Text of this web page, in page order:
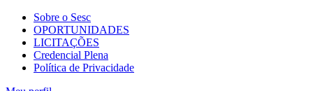
Sobre o Sesc
OPORTUNIDADES
LICITAÇÕES
Credencial Plena
Política de Privacidade